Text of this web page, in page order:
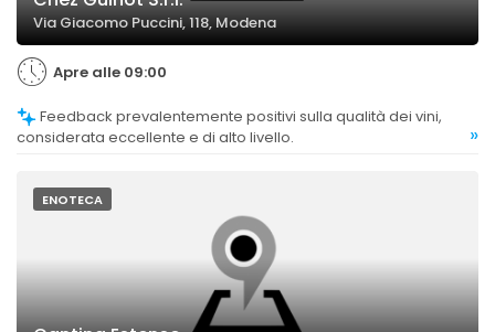
Via Giacomo Puccini, 118, Modena
Apre alle 09:00
considerata eccellente e di alto livello.
»
ENOTECA